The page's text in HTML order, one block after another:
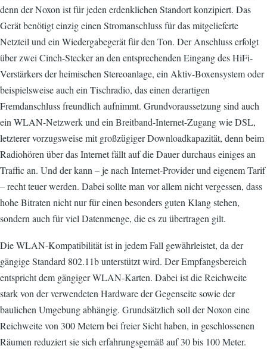
denn der Noxon ist für jeden erdenklichen Standort konzipiert. Das
Gerät benötigt einzig einen Stromanschluss für das mitgelieferte
Netzteil und ein Wiedergabegerät für den Ton. Der Anschluss erfolgt
über zwei Cinch-Stecker an den entsprechenden Eingang des HiFi-
Verstärkers der heimischen Stereoanlage, ein Aktiv-Boxensystem oder
beispielsweise auch ein Tischradio, das einen derartigen
Fremdanschluss freundlich aufnimmt. Grundvoraussetzung sind auch
ein WLAN-Netzwerk und ein Breitband-Internet-Zugang wie DSL,
letzterer vorzugsweise mit großzügiger Downloadkapazität, denn beim
Radiohören über das Internet fällt auf die Dauer durchaus einiges an
Traffic an. Und der kann – je nach Internet-Provider und eigenem Tarif
– recht teuer werden. Dabei sollte man vor allem nicht vergessen, dass
hohe Bitraten nicht nur für einen besonders guten Klang stehen,
sondern auch für viel Datenmenge, die es zu übertragen gilt.
Die WLAN-Kompatibilität ist in jedem Fall gewährleistet, da der
gängige Standard 802.11b unterstützt wird. Der Empfangsbereich
entspricht dem gängiger WLAN-Karten. Dabei ist die Reichweite
stark von der verwendeten Hardware der Gegenseite sowie der
baulichen Umgebung abhängig. Grundsätzlich soll der Noxon eine
Reichweite von 300 Metern bei freier Sicht haben, in geschlossenen
Räumen reduziert sie sich erfahrungsgemäß auf 30 bis 100 Meter.